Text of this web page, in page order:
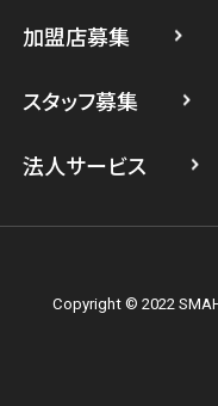
スマホスピタル
加盟店募集
スタッフ募集
法人サービス
Copyright © 2022